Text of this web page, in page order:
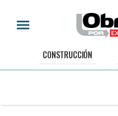
CONSTRUCCIÓN